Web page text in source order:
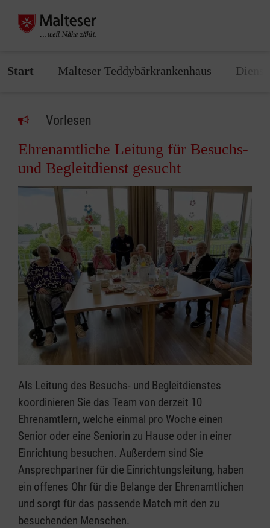
Start Malteser Teddybärkrankenhaus
Vorlesen
Ehrenamtliche Leitung für Besuchs-
und Begleitdienst gesucht
Als Leitung des Besuchs- und Begleitdienstes
koordinieren Sie das Team von derzeit 10
Ehrenamtlern, welche einmal pro Woche einen
Senior oder eine Seniorin zu Hause oder in einer
Einrichtung besuchen. Außerdem sind Sie
Ansprechpartner für die Einrichtungsleitung, haben
ein offenes Ohr für die Belange der Ehrenamtlichen
und sorgt für das passende Match mit den zu
besuchenden Menschen.